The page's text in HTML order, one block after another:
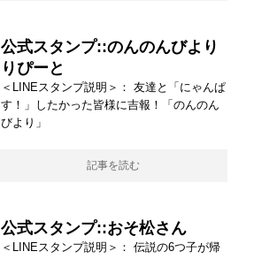
公式スタンプ::のんのんびより
りぴーと
＜LINEスタンプ説明＞： 友達と「にゃんぱ
す！」したかった皆様に吉報！「のんのん
びより」
記事を読む
公式スタンプ::おそ松さん
＜LINEスタンプ説明＞： 伝説の6つ子が帰